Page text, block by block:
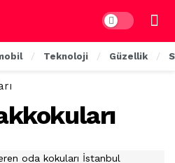
Dark mode
Teknoloji Güzellik